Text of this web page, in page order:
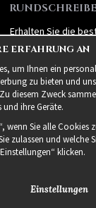
Erhalten Sie die
Angebote und
neue Produkte!
ERFAHRUNG AN
um Ihnen ein
zu bieten und
diesem Zweck
und ihre Geräte.
wenn Sie alle Cookies
zulassen und welche
klicken.
Einstellungen